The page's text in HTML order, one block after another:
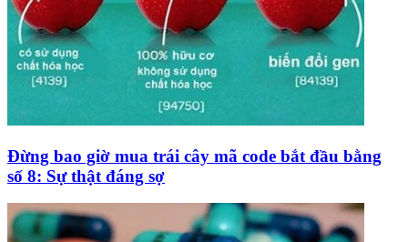
Đừng bao giờ mua trái cây mã code bắt đầu bằng
số 8: Sự thật đáng sợ